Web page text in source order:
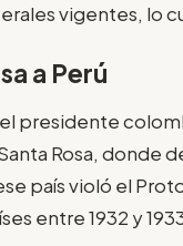
vigentes, lo
a Perú
presidente
Rosa, donde
país violó el
entre 1932 y